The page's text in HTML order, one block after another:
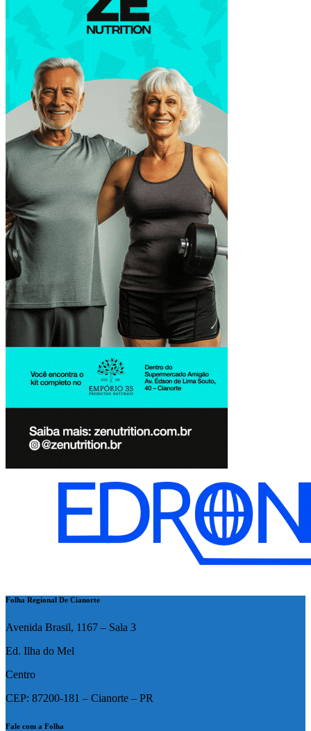
Folha Regional De Cianorte
Avenida Brasil, 1167 – Sala 3
Ed. Ilha do Mel
Centro
CEP: 87200-181 – Cianorte – PR
Fale com a Folha